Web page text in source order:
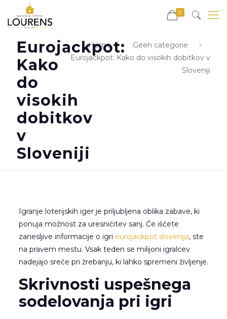
0
Eurojackpot:
Kako
do
visokih
dobitkov
v
Sloveniji
Home
Geen categorie
Eurojackpot: Kako do visokih dobitkov v
Sloveniji
Igranje loterijskih iger je priljubljena oblika zabave, ki
ponuja možnost za uresničitev sanj. Če iščete
zanesljive informacije o igri eurojackpot slovenija, ste
na pravem mestu. Vsak teden se milijoni igralcev
nadejajo sreče pri žrebanju, ki lahko spremeni življenje.
Skrivnosti uspešnega
sodelovanja pri igri